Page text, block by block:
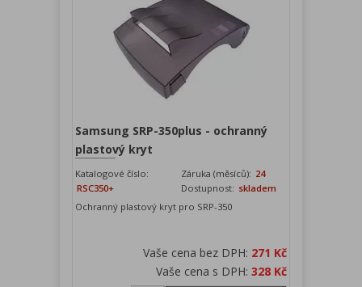
Samsung SRP-350plus - ochranný
plastový kryt
Katalogové číslo:
RSC350+
Záruka (měsíců): 24
Dostupnost: skladem
Ochranný plastový kryt pro SRP-350
Vaše cena bez DPH: 271 Kč
Vaše cena s DPH: 328 Kč